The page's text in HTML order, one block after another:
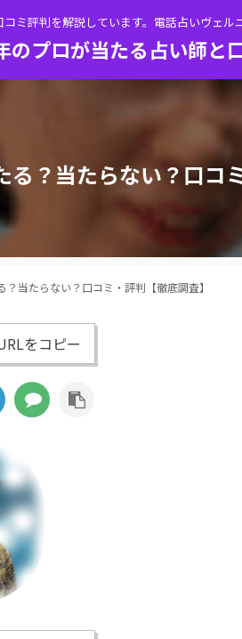
ミ評判を解説しています。電話占いヴェル
のプロが当たる占い師と
？当たらない？口コ
当たらない？口コミ・評判【徹底調査】
をコピー